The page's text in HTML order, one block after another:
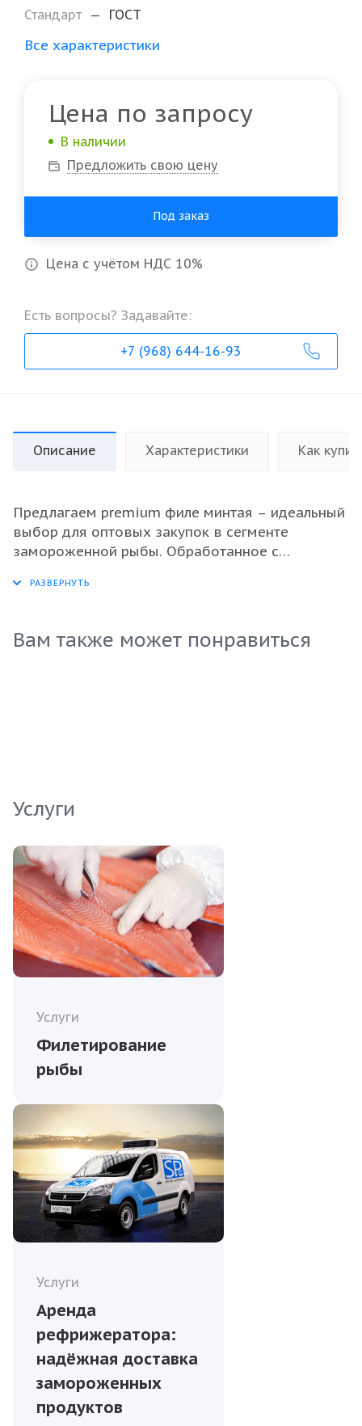
Стандарт — ГОСТ
Все характеристики
Цена по запросу
В наличии
Предложить свою цену
Под заказ
Цена с учётом НДС 10%
Есть вопросы? Задавайте:
+7 (968) 644-16-93
Описание Характеристики Как
Предлагаем premium филе минтая – идеальный
выбор для оптовых закупок в сегменте
замороженной рыбы. Обработанное с
содержит костей, обеспечивая легкость в
филе отлично сохраняет свои питательные
свойства и вкус, что делает его незаменимым в
Вам также может понравиться
Услуги
Услуги
Филетирование
рыбы
Услуги
Аренда
рефрижератора:
надёжная доставка
замороженных
продуктов